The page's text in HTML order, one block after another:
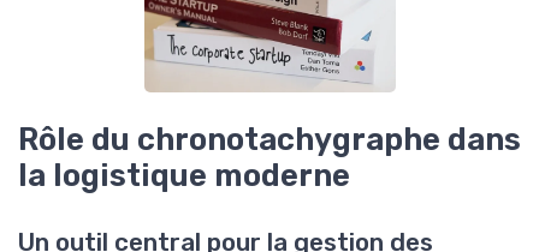
Rôle du chronotachygraphe dans
la logistique moderne
Un outil central pour la gestion des